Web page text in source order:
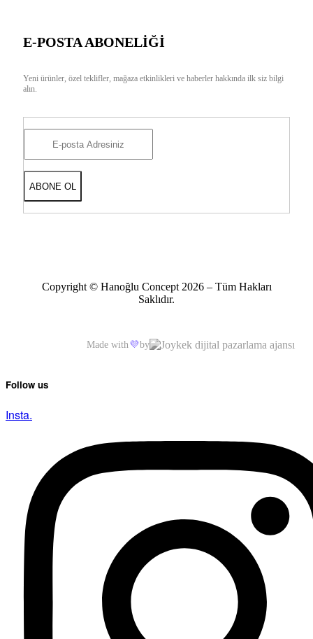
E-POSTA ABONELİĞİ
Yeni ürünler, özel teklifler, mağaza etkinlikleri ve haberler hakkında ilk siz bilgi
alın.
Copyright © Hanoğlu Concept 2026 – Tüm Hakları
Saklıdır.
Made with💜by
Follow us
Insta.